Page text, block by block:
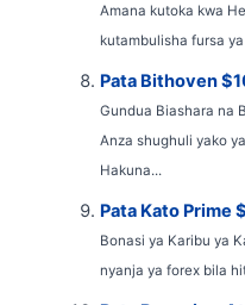
Amana kutoka kwa
kutambulisha fursa
Pata Bithoven
Gundua Biashara na
Anza shughuli yako
Hakuna...
Pata Kato Prime
Bonasi ya Karibu ya
nyanja ya forex bila